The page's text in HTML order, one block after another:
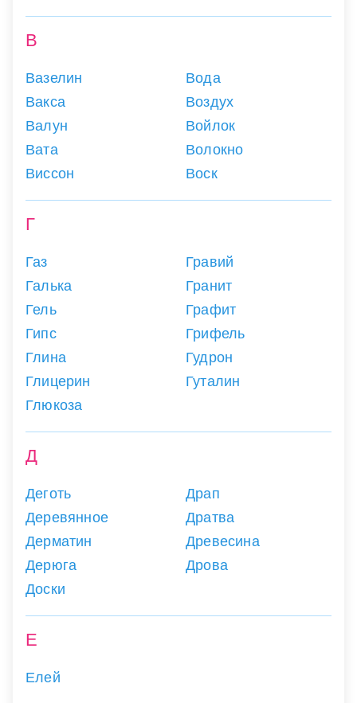
В
Вазелин
Вакса
Валун
Вата
Виссон
Вода
Воздух
Войлок
Волокно
Воск
Г
Газ
Галька
Гель
Гипс
Глина
Глицерин
Глюкоза
Гравий
Гранит
Графит
Грифель
Гудрон
Гуталин
Д
Деготь
Деревянное
Дерматин
Дерюга
Доски
Драп
Дратва
Древесина
Дрова
Е
Елей